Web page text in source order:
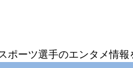
ポーツ選手のエンタメ情報